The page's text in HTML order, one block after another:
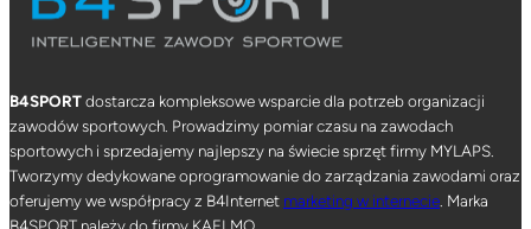
B4SPORTdostarcza kompleksowe wsparcie dla potrzeb organizacji
zawodów sportowych. Prowadzimy pomiar czasu na zawodach
sportowych i sprzedajemy najlepszy na świecie sprzęt firmy MYLAPS.
Tworzymy dedykowane oprogramowanie do zarządzania zawodami oraz
oferujemy we współpracy z B4Internet marketing w internecie . Marka
B4SPORT należy do firmy KAELMO..